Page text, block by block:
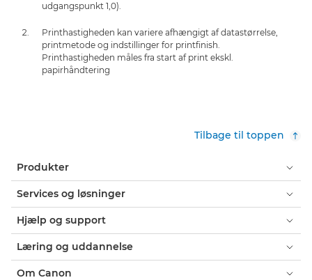
udgangspunkt 1,0).
Printhastigheden kan variere afhængigt af datastørrelse,
printmetode og indstillinger for printfinish.
Printhastigheden måles fra start af print ekskl.
papirhåndtering
Tilbage til toppen
Produkter
Services og løsninger
Hjælp og support
Læring og uddannelse
Om Canon